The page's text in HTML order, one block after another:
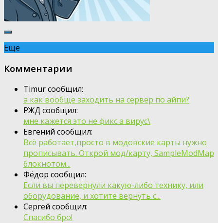
Ещё
Комментарии
Timur сообщил:
а как вообще заходить на сервер по айпи?
РЖД сообщил:
мне кажется это не фикс а вирус\
Евгений сообщил:
Всё работает,просто в модовские карты нужно
прописывать. Открой мод/карту, SampleModMap
блокнотом...
Фёдор сообщил:
Если вы перевернули какую-либо технику, или
оборудование, и хотите вернуть с...
Сергей сообщил:
Спасибо бро!